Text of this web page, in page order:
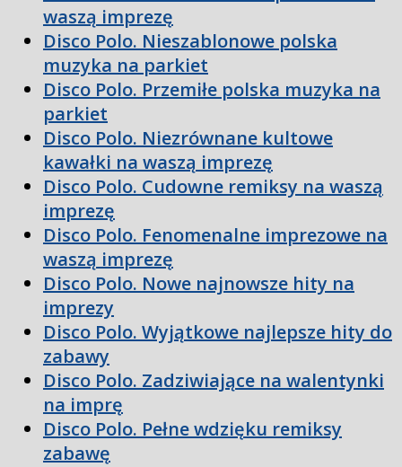
waszą imprezę
Disco Polo. Nieszablonowe polska
muzyka na parkiet
Disco Polo. Przemiłe polska muzyka na
parkiet
Disco Polo. Niezrównane kultowe
kawałki na waszą imprezę
Disco Polo. Cudowne remiksy na waszą
imprezę
Disco Polo. Fenomenalne imprezowe na
waszą imprezę
Disco Polo. Nowe najnowsze hity na
imprezy
Disco Polo. Wyjątkowe najlepsze hity do
zabawy
Disco Polo. Zadziwiające na walentynki
na imprę
Disco Polo. Pełne wdzięku remiksy
zabawę